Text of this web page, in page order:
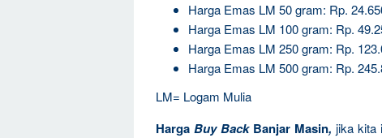
Harga Emas LM 50 gram: Rp.
Harga Emas LM 100 gram: Rp.
Harga Emas LM 250 gram: Rp.
Harga Emas LM 500 gram: Rp.
LM= Logam Mulia
Harga Buy Back Banjar Masin, jika kita